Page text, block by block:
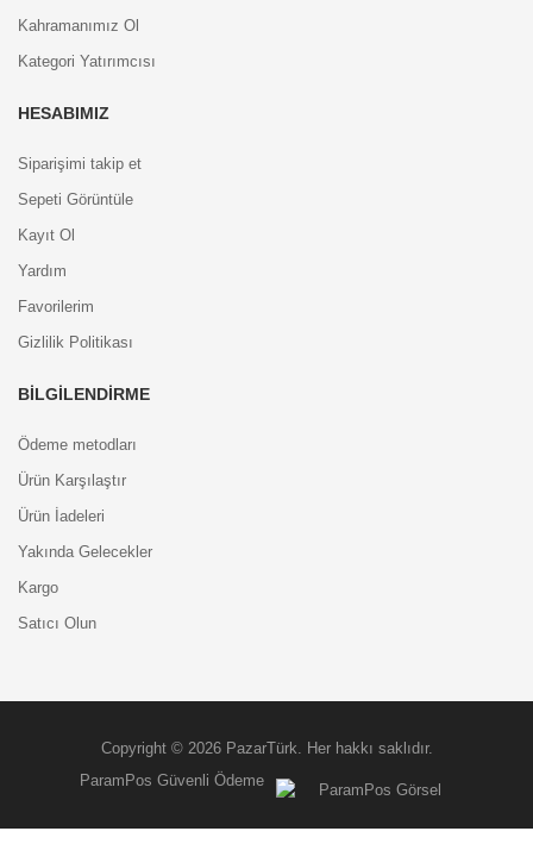
Kahramanımız Ol
Kategori Yatırımcısı
HESABIMIZ
Siparişimi takip et
Sepeti Görüntüle
Kayıt Ol
Yardım
Favorilerim
Gizlilik Politikası
BILGILENDIRME
Ödeme metodları
Ürün Karşılaştır
Ürün İadeleri
Yakında Gelecekler
Kargo
Satıcı Olun
Copyright © 2026 PazarTürk. Her hakkı saklıdır.
ParamPos Güvenli Ödeme